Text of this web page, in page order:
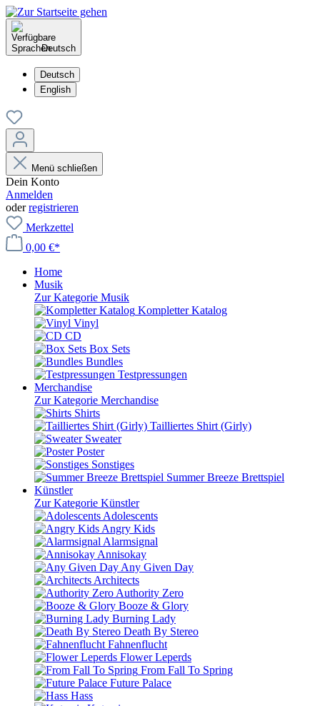
Deutsch
Deutsch
English
Menü schließen
Dein Konto
Anmelden
oderregistrieren
Merkzettel
0,00 €*
Home
Musik
Zur Kategorie Musik
Kompletter Katalog
Vinyl
CD
Box Sets
Bundles
Testpressungen
Merchandise
Zur Kategorie Merchandise
Shirts
Tailliertes Shirt (Girly)
Sweater
Poster
Sonstiges
Summer Breeze Brettspiel
Künstler
Zur Kategorie Künstler
Adolescents
Angry Kids
Alarmsignal
Annisokay
Any Given Day
Architects
Authority Zero
Booze & Glory
Burning Lady
Death By Stereo
Fahnenflucht
Flower Leperds
From Fall To Spring
Future Palace
Hass